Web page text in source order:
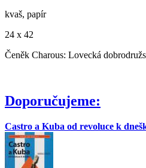
kvaš, papír
24 x 42
Čeněk Charous: Lovecká
Doporučujeme:
Castro a Kuba od revoluce k